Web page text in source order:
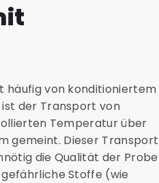
häufig von konditioniertem
der Transport von
Temperatur über
gemeint. Dieser Transport
die Qualität der Probe
Stoffe (wie